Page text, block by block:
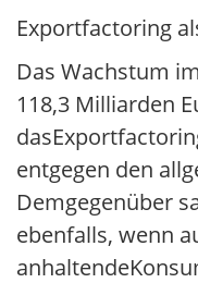
Exportfactoring
Das Wachstum
118,3 Milliarden
entgegen den
Demgegenüber
ebenfalls, wenn